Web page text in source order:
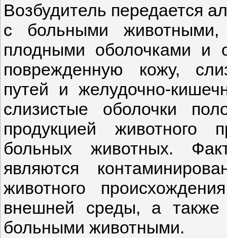
Возбудитель передается
с больными
плодными оболочками и
поврежденную кожу,
путей и желудочно-
слизистые оболочки
продукцией животного
больных животных.
являются
животного
внешней среды, а также
больными животными.